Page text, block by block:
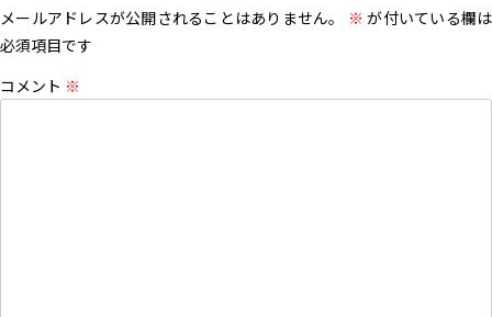
メールアドレスが公開されることはありません。 ※ が付いている欄は
必須項目です
コメント ※